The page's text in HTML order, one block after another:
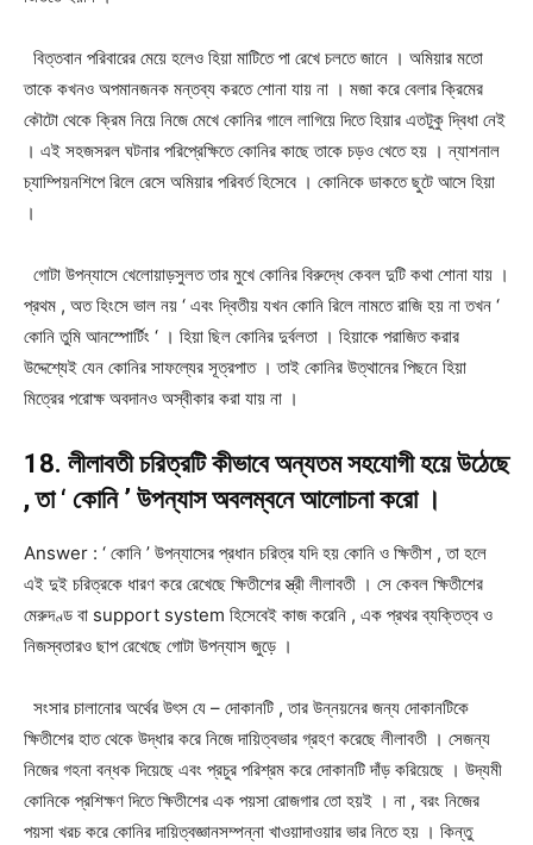
বিত্তবান পরিবারের মেয়ে হলেও হিয়া মাটিতে পা রেখে চলতে জানে । অমিয়ার মতো
তাকে কখনও অপমানজনক মন্তব্য করতে শোনা যায় না । মজা করে বেলার ক্রিমের
কৌটো থেকে ক্রিম নিয়ে নিজে মেখে কোনির গালে লাগিয়ে দিতে হিয়ার এতটুকু দ্বিধা নেই
। এই সহজসরল ঘটনার পরিপ্রেক্ষিতে কোনির কাছে তাকে চড়ও খেতে হয় । ন্যাশনাল
চ্যাম্পিয়নশিপে রিলে রেসে অমিয়ার পরিবর্ত হিসেবে । কোনিকে ডাকতে ছুটে আসে হিয়া
।
গোটা উপন্যাসে খেলোয়াড়সুলত তার মুখে কোনির বিরুদ্ধে কেবল দুটি কথা শোনা যায় ।
প্রথম , অত হিংসে ভাল নয় ‘ এবং দ্বিতীয় যখন কোনি রিলে নামতে রাজি হয় না তখন ‘
কোনি তুমি আনস্পোর্টিং ‘ । হিয়া ছিল কোনির দুর্বলতা । হিয়াকে পরাজিত করার
উদ্দেশ্যেই যেন কোনির সাফল্যের সূত্রপাত । তাই কোনির উত্থানের পিছনে হিয়া
মিত্রের পরোক্ষ অবদানও অস্বীকার করা যায় না ।
18. লীলাবতী চরিত্রটি কীভাবে অন্যতম সহযোগী হয়ে উঠেছে
, তা ‘ কোনি ’ উপন্যাস অবলম্বনে আলোচনা করো ।
Answer : ‘ কোনি ’ উপন্যাসের প্রধান চরিত্র যদি হয় কোনি ও ক্ষিতীশ , তা হলে
এই দুই চরিত্রকে ধারণ করে রেখেছে ক্ষিতীশের স্ত্রী লীলাবতী । সে কেবল ক্ষিতীশের
মেরুদণ্ড বা support system হিসেবেই কাজ করেনি , এক প্রথর ব্যক্তিত্ব ও
নিজস্বতারও ছাপ রেখেছে গোটা উপন্যাস জুড়ে ।
সংসার চালানোর অর্থের উৎস যে – দোকানটি , তার উন্নয়নের জন্য দোকানটিকে
ক্ষিতীশের হাত থেকে উদ্ধার করে নিজে দায়িত্বভার গ্রহণ করেছে লীলাবতী । সেজন্য
নিজের গহনা বন্ধক দিয়েছে এবং প্রচুর পরিশ্রম করে দোকানটি দাঁড় করিয়েছে । উদ্যমী
কোনিকে প্রশিক্ষণ দিতে ক্ষিতীশের এক পয়সা রোজগার তো হয়ই । না , বরং নিজের
পয়সা খরচ করে কোনির দায়িত্বজ্ঞানসম্পন্না খাওয়াদাওয়ার ভার নিতে হয় । কিন্তু